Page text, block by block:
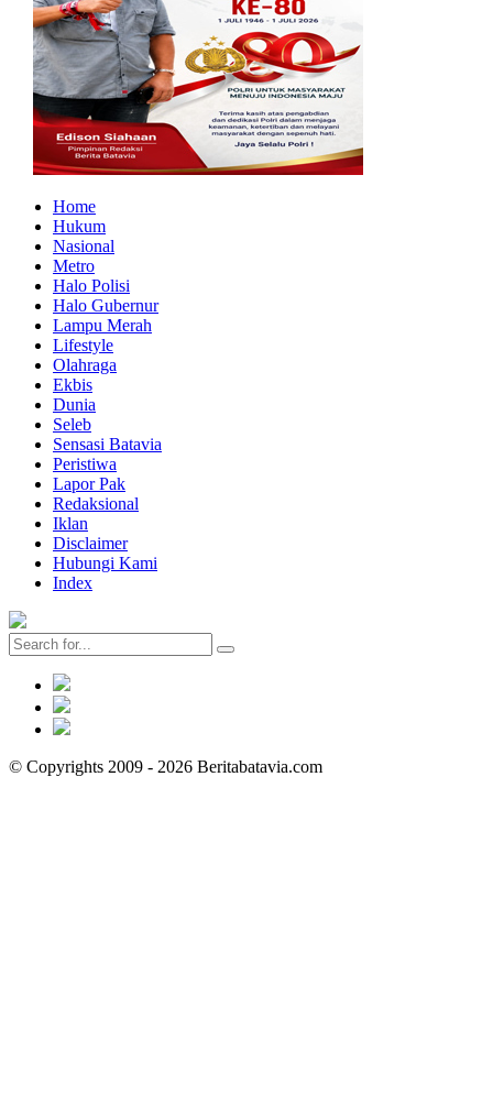
Home
Hukum
Nasional
Metro
Halo Polisi
Halo Gubernur
Lampu Merah
Lifestyle
Olahraga
Ekbis
Dunia
Seleb
Sensasi Batavia
Peristiwa
Lapor Pak
Redaksional
Iklan
Disclaimer
Hubungi Kami
Index
© Copyrights 2009 - 2026 Beritabatavia.com